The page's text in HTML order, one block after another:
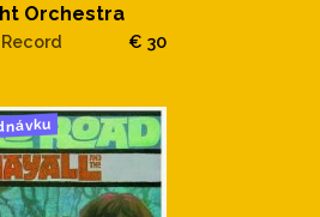
Orchestra
€ 30